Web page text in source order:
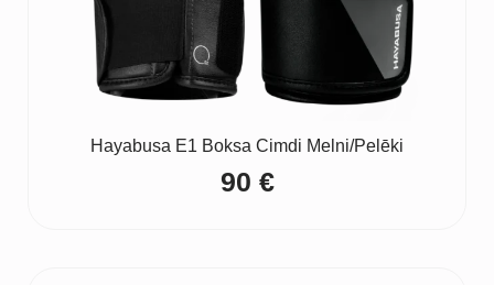
Hayabusa E1 Boksa Cimdi Melni/Pelēki
90 €